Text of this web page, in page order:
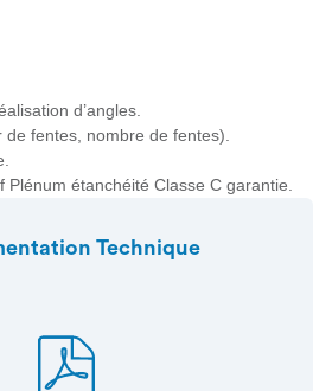
d’angles.
fentes, nombre de fentes).
Plénum étanchéité Classe C garantie.
Technique